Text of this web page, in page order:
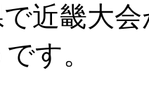
近畿大
す。